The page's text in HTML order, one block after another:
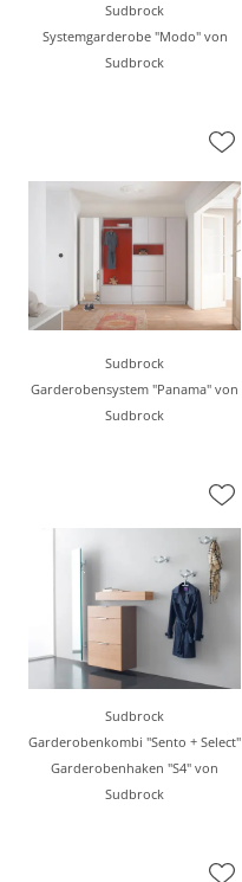
Sudbrock
Systemgarderobe "Modo" von
Sudbrock
Sudbrock
Garderobensystem "Panama" von
Sudbrock
Sudbrock
Garderobenkombi "Sento + Select"
Garderobenhaken "S4" von
Sudbrock